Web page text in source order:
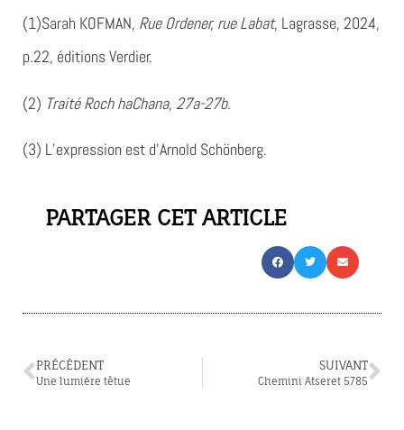
(1)Sarah KOFMAN, Rue Ordener, rue Labat, Lagrasse, 2024,
p.22, éditions Verdier.
(2) Traité Roch haChana, 27a-27b.
(3) L’expression est d’Arnold Schönberg.
PARTAGER CET ARTICLE
PRÉCÉDENT
Une lumière têtue
SUIVANT
Chemini Atseret 5785